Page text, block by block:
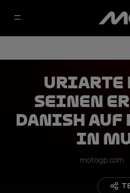
Uriarte
seinen
Danish auf
in
motogp.com